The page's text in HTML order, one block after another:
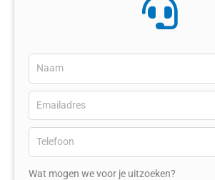
Wat mogen we voor je uitzoeken?